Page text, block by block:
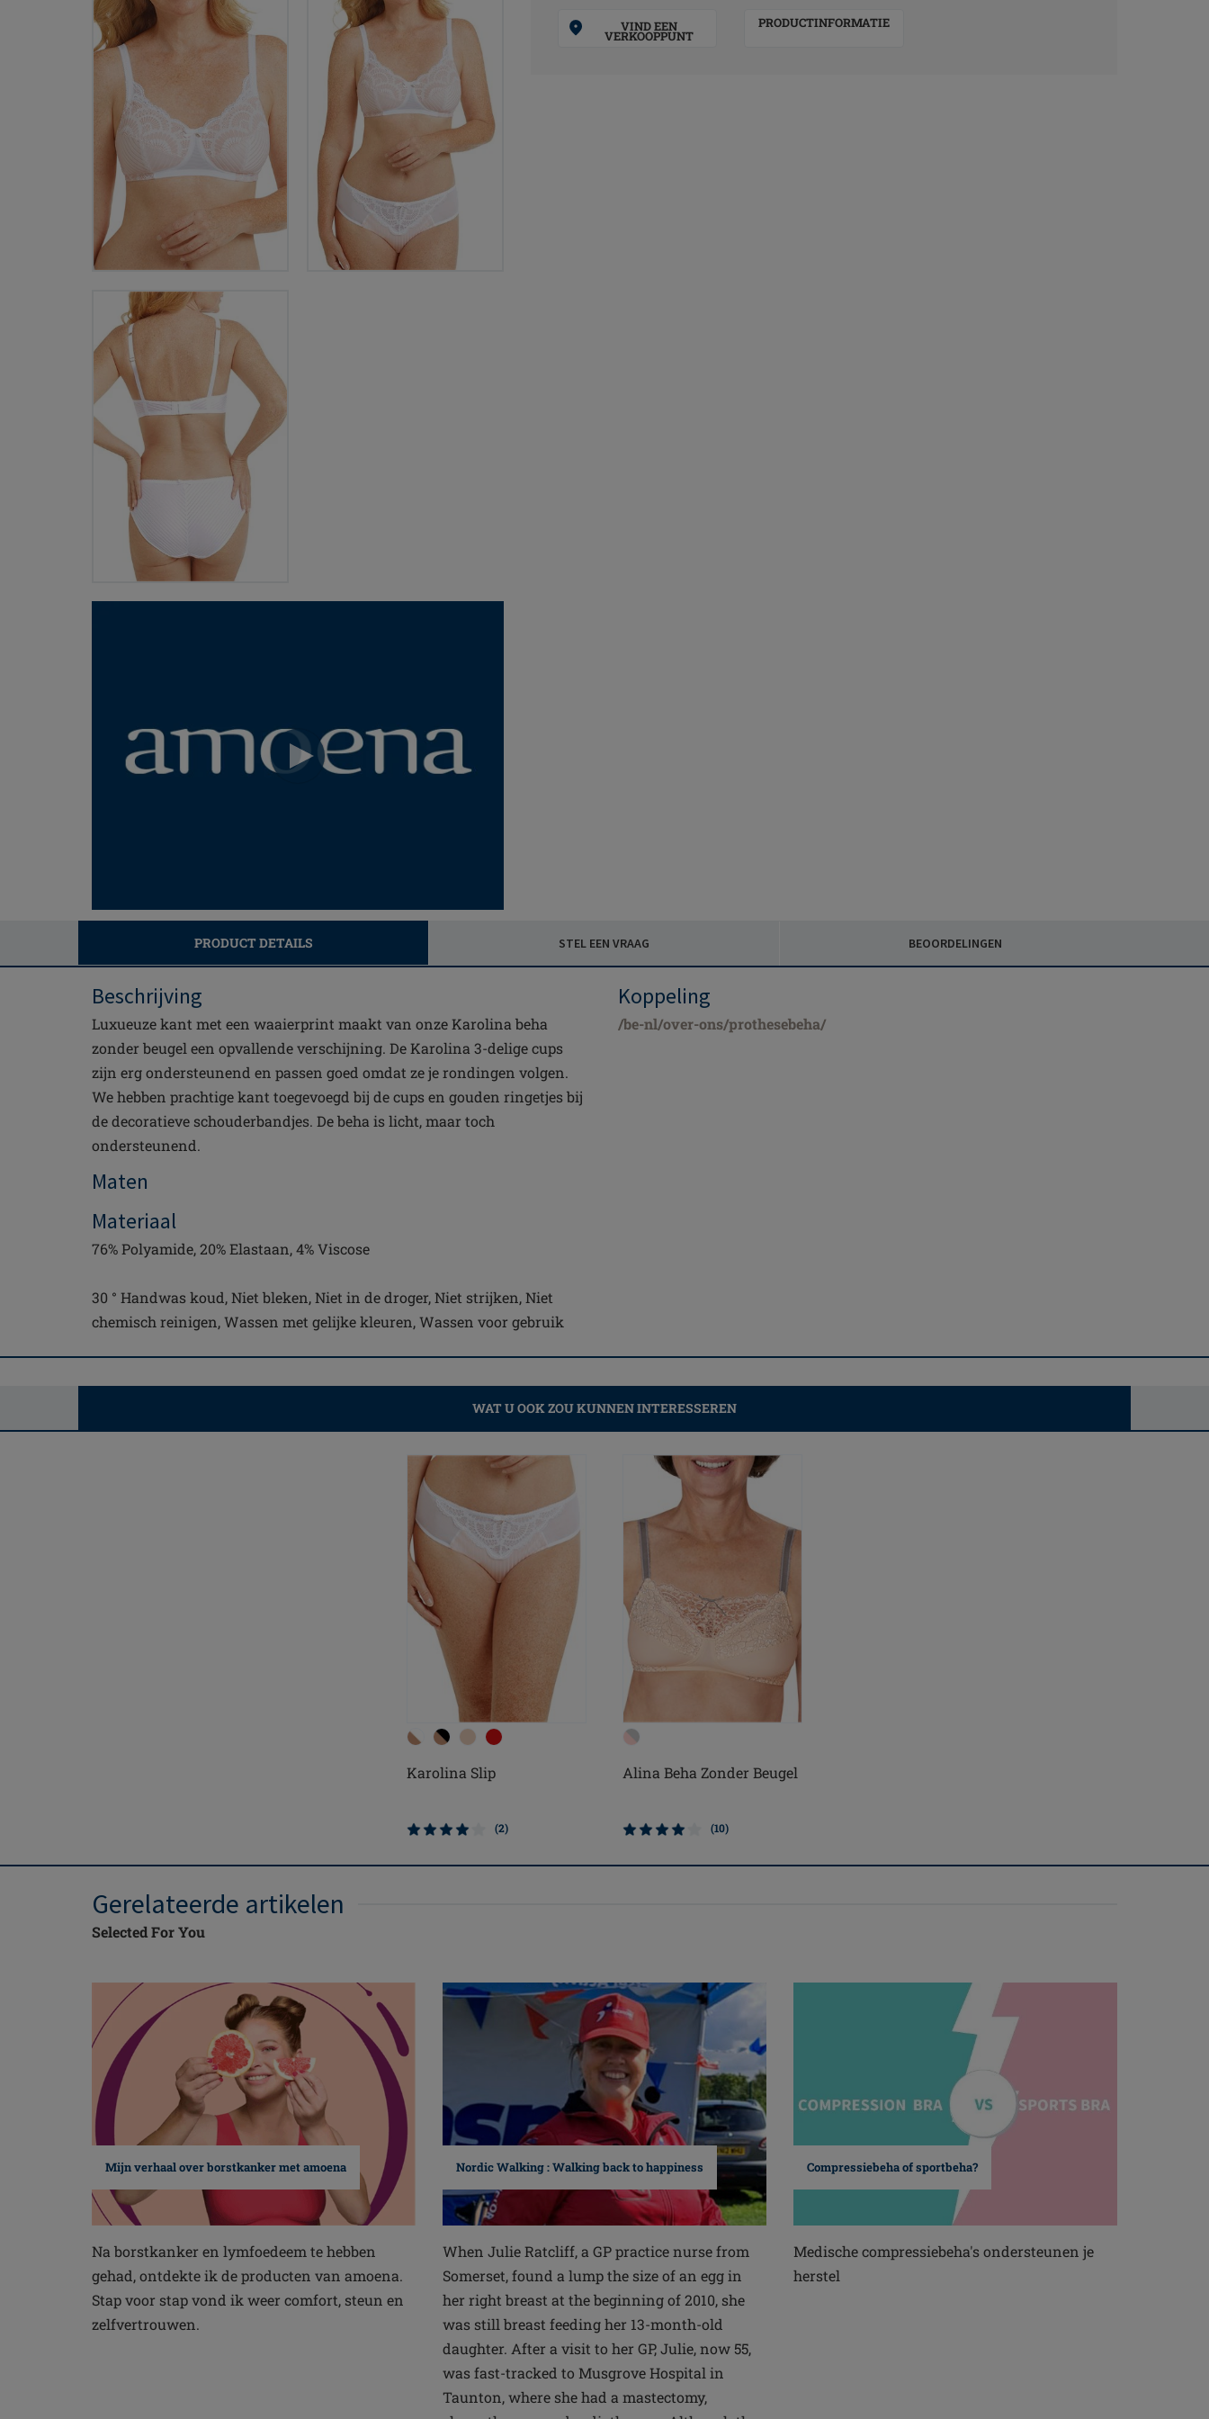
VIND EEN
VERKOOPPUNT
PRODUCTINFORMATIE
PRODUCT DETAILS STEL EEN VRAAG BEOORDELINGEN
Beschrijving
Luxueuze kant met een waaierprint maakt van onze Karolina beha
zonder beugel een opvallende verschijning. De Karolina 3-delige cups
zijn erg ondersteunend en passen goed omdat ze je rondingen volgen.
We hebben prachtige kant toegevoegd bij de cups en gouden ringetjes bij
de decoratieve schouderbandjes. De beha is licht, maar toch
ondersteunend.
Maten
Materiaal
76% Polyamide, 20% Elastaan, 4% Viscose
30 ° Handwas koud, Niet bleken, Niet in de droger, Niet strijken, Niet
chemisch reinigen, Wassen met gelijke kleuren, Wassen voor gebruik
Koppeling
/be-nl/over-ons/prothesebeha/
WAT U OOK ZOU KUNNEN INTERESSEREN
Karolina Slip
(2)
Alina Beha Zonder Beugel
(10)
Gerelateerde artikelen
Selected For You
Mijn verhaal over borstkanker met amoena
Na borstkanker en lymfoedeem te hebben
gehad, ontdekte ik de producten van amoena.
Stap voor stap vond ik weer comfort, steun en
zelfvertrouwen.
Nordic Walking : Walking back to happiness
When Julie Ratcliff, a GP practice nurse from
Somerset, found a lump the size of an egg in
her right breast at the beginning of 2010, she
was still breast feeding her 13-month-old
daughter. After a visit to her GP, Julie, now 55,
was fast-tracked to Musgrove Hospital in
Taunton, where she had a mastectomy,
Compressiebeha of sportbeha?
Medische compressiebeha's ondersteunen je
herstel